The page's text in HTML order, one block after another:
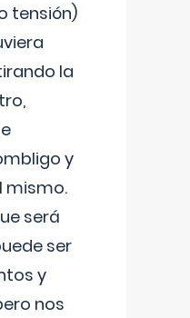
tensión)
la
y
mismo.
será
ser
y
nos